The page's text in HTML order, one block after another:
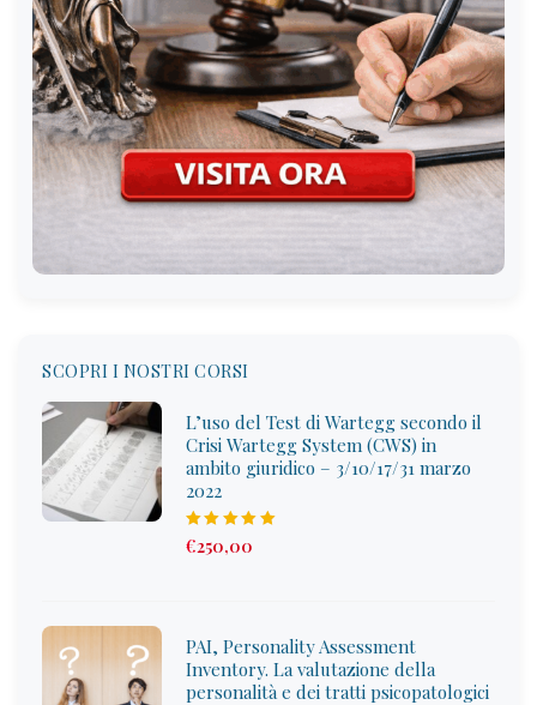
SCOPRI I NOSTRI CORSI
L’uso del Test di Wartegg secondo il
Crisi Wartegg System (CWS) in
ambito giuridico – 3/10/17/31 marzo
2022
Rated
out of 5
€250,00
PAI, Personality Assessment
Inventory. La valutazione della
personalità e dei tratti psicopatologici